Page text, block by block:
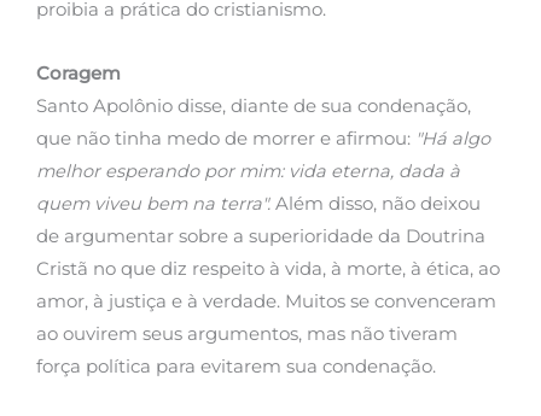
proibia a prática do cristianismo.
Coragem
Santo Apolônio disse, diante de sua condenação,
que não tinha medo de morrer e afirmou: "Há algo
melhor esperando por mim: vida eterna, dada à
quem viveu bem na terra". Além disso, não deixou
de argumentar sobre a superioridade da Doutrina
Cristã no que diz respeito à vida, à morte, à ética, ao
amor, à justiça e à verdade. Muitos se convenceram
ao ouvirem seus argumentos, mas não tiveram
força política para evitarem sua condenação.